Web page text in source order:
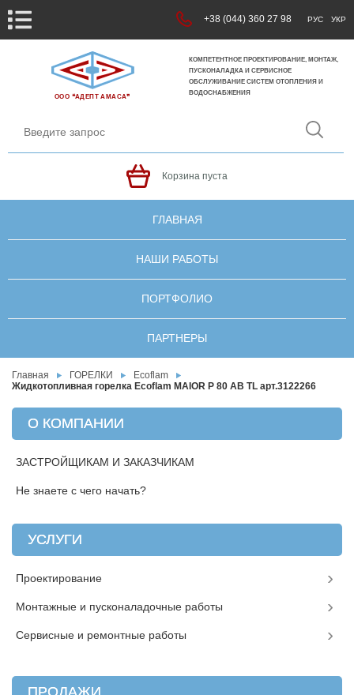
+38 (044) 360 27 98 РУС УКР
ООО ❝АДЕПТ АМАСА❞
КОМПЕТЕНТНОЕ ПРОЕКТИРОВАНИЕ, МОНТАЖ,
ПУСКОНАЛАДКА И СЕРВИСНОЕ
ОБСЛУЖИВАНИЕ СИСТЕМ ОТОПЛЕНИЯ И
ВОДОСНАБЖЕНИЯ
Корзина пуста
ГЛАВНАЯ
НАШИ РАБОТЫ
ПОРТФОЛИО
ПАРТНЕРЫ
Главная ГОРЕЛКИ
Ecoflam
Жидкотопливная горелка Ecoflam MAIOR P 80 AB TL арт.3122266
О КОМПАНИИ
ЗАСТРОЙЩИКАМ И ЗАКАЗЧИКАМ
Не знаете с чего начать?
УСЛУГИ
Проектирование
Монтажные и пусконаладочные работы
Сервисные и ремонтные работы